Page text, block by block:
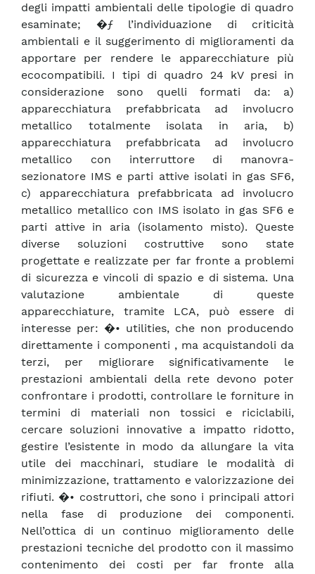
degli impatti ambientali delle tipologie di quadro
esaminate; �ƒ l’individuazione di criticità
ambientali e il suggerimento di miglioramenti da
apportare per rendere le apparecchiature più
ecocompatibili. I tipi di quadro 24 kV presi in
considerazione sono quelli formati da: a)
apparecchiatura prefabbricata ad involucro
metallico totalmente isolata in aria, b)
apparecchiatura prefabbricata ad involucro
metallico con interruttore di manovra-
sezionatore IMS e parti attive isolati in gas SF6,
c) apparecchiatura prefabbricata ad involucro
metallico metallico con IMS isolato in gas SF6 e
parti attive in aria (isolamento misto). Queste
diverse soluzioni costruttive sono state
progettate e realizzate per far fronte a problemi
di sicurezza e vincoli di spazio e di sistema. Una
valutazione ambientale di queste
apparecchiature, tramite LCA, può essere di
interesse per: �• utilities, che non producendo
direttamente i componenti , ma acquistandoli da
terzi, per migliorare significativamente le
prestazioni ambientali della rete devono poter
confrontare i prodotti, controllare le forniture in
termini di materiali non tossici e riciclabili,
cercare soluzioni innovative a impatto ridotto,
gestire l’esistente in modo da allungare la vita
utile dei macchinari, studiare le modalità di
minimizzazione, trattamento e valorizzazione dei
rifiuti. �• costruttori, che sono i principali attori
nella fase di produzione dei componenti.
Nell’ottica di un continuo miglioramento delle
prestazioni tecniche del prodotto con il massimo
contenimento dei costi per far fronte alla